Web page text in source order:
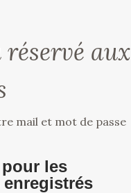
aux
mail et mot de passe
les